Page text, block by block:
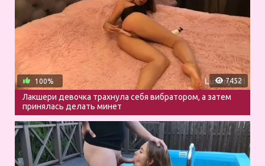
7452
100%
Лакшери девочка трахнула себя вибратором, а затем
принялась делать минет